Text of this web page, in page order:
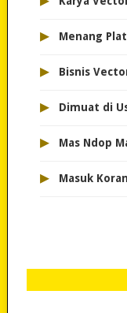
▸ Menang
▸ Bisnis
▸ Dimuat di
▸ Mas Ndop
▸ Masuk